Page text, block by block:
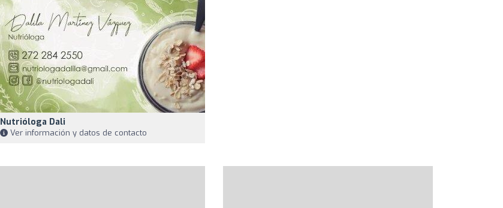
Nutrióloga Dali
Ver información y datos de contacto